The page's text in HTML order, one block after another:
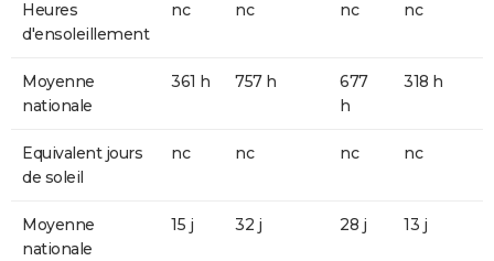
Heures
d'ensoleillement
nc nc nc nc
Moyenne
nationale
361 h 757 h
677
h
318 h
Equivalent jours
de soleil
nc nc nc nc
Moyenne
nationale
15 j 32 j 28 j 13 j